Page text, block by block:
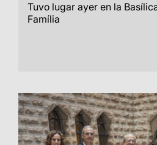
Tuvo lugar ayer en la
Família